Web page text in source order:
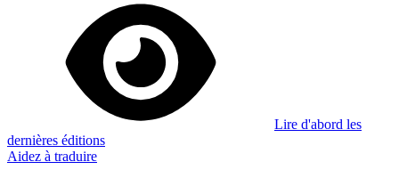
Lire d'abord les
dernières éditions
Aidez à traduire